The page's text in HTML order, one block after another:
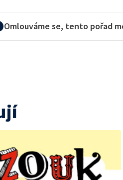
Omlouváme se, tento pořad